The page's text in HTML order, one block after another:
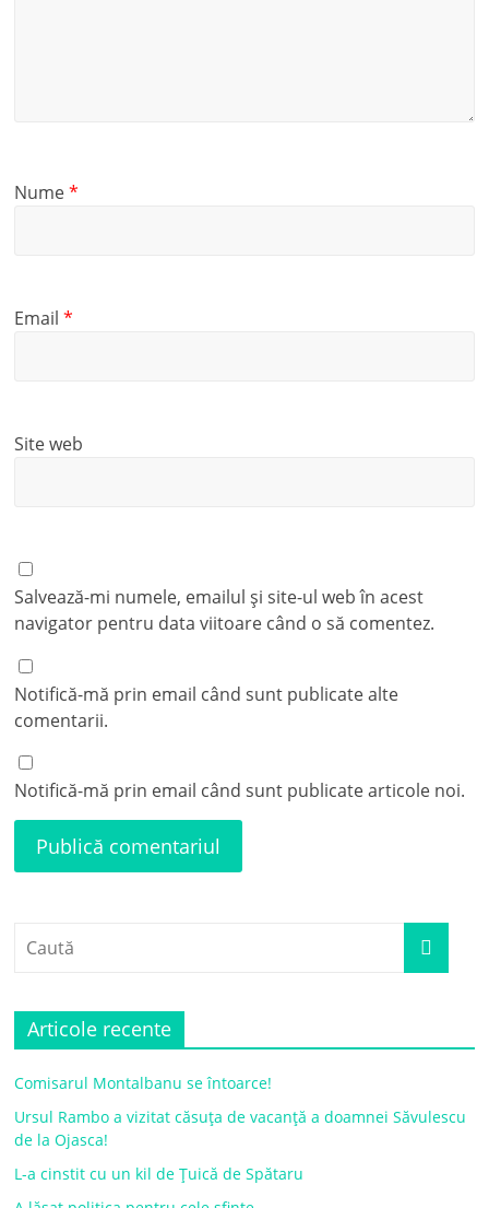
Nume*
Email*
Site web
Salvează-mi numele, emailul și site-ul web în acest
navigator pentru data viitoare când o să comentez.
Notifică-mă prin email când sunt publicate alte
comentarii.
Notifică-mă prin email când sunt publicate articole noi.
Articole recente
Comisarul Montalbanu se întoarce!
Ursul Rambo a vizitat căsuța de vacanță a doamnei Săvulescu
de la Ojasca!
L-a cinstit cu un kil de Țuică de Spătaru